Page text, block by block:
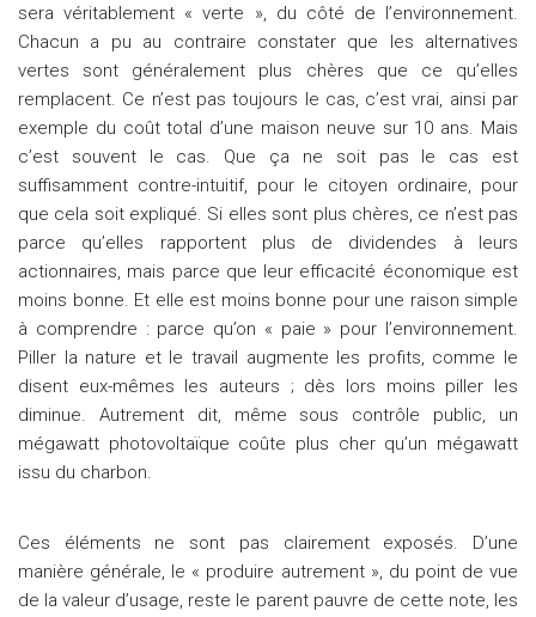
sera véritablement « verte », du côté de l’environnement.
Chacun a pu au contraire constater que les alternatives
vertes sont généralement plus chères que ce qu’elles
remplacent. Ce n’est pas toujours le cas, c’est vrai, ainsi par
exemple du coût total d’une maison neuve sur 10 ans. Mais
c’est souvent le cas. Que ça ne soit pas le cas est
suffisamment contre-intuitif, pour le citoyen ordinaire, pour
que cela soit expliqué. Si elles sont plus chères, ce n’est pas
parce qu’elles rapportent plus de dividendes à leurs
actionnaires, mais parce que leur efficacité économique est
moins bonne. Et elle est moins bonne pour une raison simple
à comprendre : parce qu’on « paie » pour l’environnement.
Piller la nature et le travail augmente les profits, comme le
disent eux-mêmes les auteurs ; dès lors moins piller les
diminue. Autrement dit, même sous contrôle public, un
mégawatt photovoltaïque coûte plus cher qu’un mégawatt
issu du charbon.
Ces éléments ne sont pas clairement exposés. D’une
manière générale, le « produire autrement », du point de vue
de la valeur d’usage, reste le parent pauvre de cette note, les